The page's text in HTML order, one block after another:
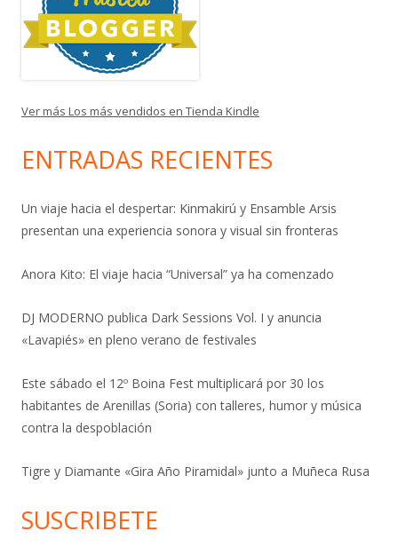
Ver más Los más vendidos en Tienda Kindle
ENTRADAS RECIENTES
Un viaje hacia el despertar: Kinmakirú y Ensamble Arsis
presentan una experiencia sonora y visual sin fronteras
Anora Kito: El viaje hacia “Universal” ya ha comenzado
DJ MODERNO publica Dark Sessions Vol. I y anuncia
«Lavapiés» en pleno verano de festivales
Este sábado el 12º Boina Fest multiplicará por 30 los
habitantes de Arenillas (Soria) con talleres, humor y música
contra la despoblación
Tigre y Diamante «Gira Año Piramidal» junto a Muñeca Rusa
SUSCRIBETE